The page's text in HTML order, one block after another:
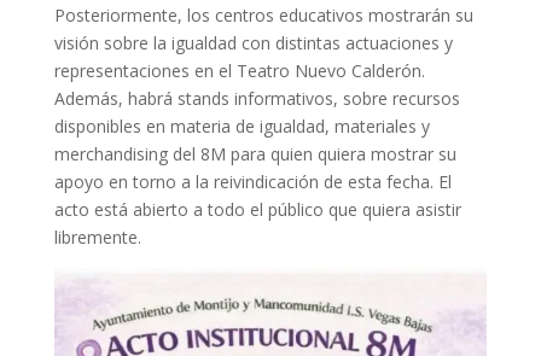
Posteriormente, los centros educativos mostrarán su
visión sobre la igualdad con distintas actuaciones y
representaciones en el Teatro Nuevo Calderón.
Además, habrá stands informativos, sobre recursos
disponibles en materia de igualdad, materiales y
merchandising del 8M para quien quiera mostrar su
apoyo en torno a la reivindicación de esta fecha. El
acto está abierto a todo el público que quiera asistir
libremente.